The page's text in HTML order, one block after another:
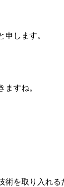
します。
すね。
を取り入れる